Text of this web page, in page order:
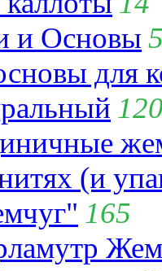
и Основы
для
(и
165